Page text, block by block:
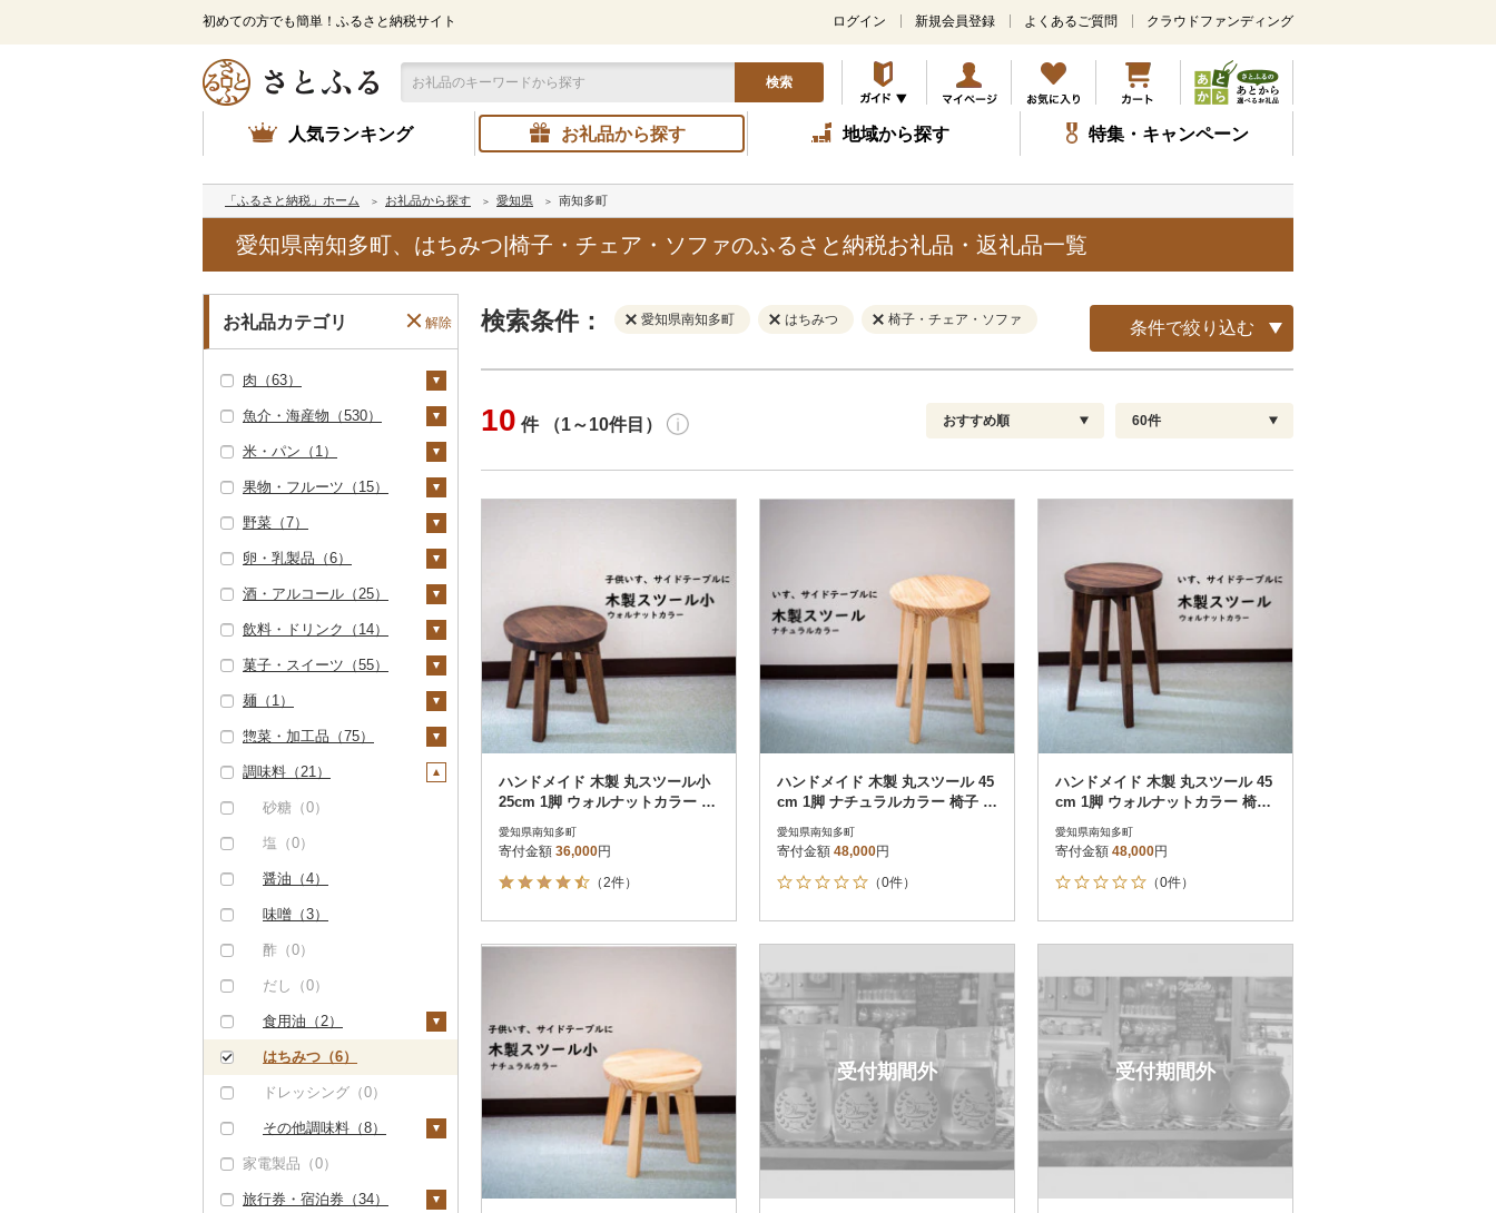
初めての方でも簡単！ふるさと納税サイト
メ
ン
コ
ン
テ
ツ
キ
ッ
ログイン 新規会員登録 よくあるご質問 クラウドファンディング
検索
人気ランキング お礼品から探す 地域から探す 特集・キャンペーン
「ふるさと納税」ホーム お礼品から探す 愛知県 南知多町
愛知県南知多町、はちみつ|椅子・チェア・ソファのふるさと納税お礼品・返礼品一覧
お礼品カテゴリ 解除
肉（63）
牛肉（精肉）（38）
ステーキ（8）
すき焼き（13）
しゃぶしゃぶ（8）
焼肉（12）
牛タン（0）
和牛（0）
黒毛和牛（0）
白老牛（0）
仙台牛（0）
米沢牛（0）
山形牛（0）
常陸牛（0）
上州牛（0）
飛騨牛（0）
近江牛（0）
神戸牛・神戸ビーフ
但馬牛（0）
土佐あかうし（0）
牛肉（加工品）（5）
ハンバーグ（4）
もつ鍋（0）
ローストビーフ（0）
ビーフジャーキー
（1）
豚肉（精肉）（16）
ステーキ（2）
すき焼き（6）
しゃぶしゃぶ（4）
焼肉（5）
アグー豚（0）
その他豚肉（精肉）
豚肉（加工品）（6）
ハンバーグ（0）
もつ鍋（0）
ハム（0）
ソーセージ・ウインナ
（0）
その他豚肉（加工品）
（6）
鶏肉（0）
鹿肉（0）
馬肉（0）
羊肉・ラム肉（ジンギ
（0）
魚介・海産物（530）
カニ（21）
ズワイガニ（0）
タラバガニ（0）
毛ガニ（0）
かにしゃぶ（0）
その他カニ（21）
エビ（41）
甘エビ（0）
ボタンエビ（0）
伊勢海老（0）
その他エビ（41）
いくら（0）
うに（0）
明太子・たらこ（0）
その他魚卵（0）
貝（144）
帆立（ホタテ）（6）
鮑（アワビ）（7）
牡蠣（カキ）（24）
あさり（45）
しじみ（0）
サザエ（21）
はまぐり（14）
その他貝（70）
うなぎ（1）
鮮魚（42）
鮭・サーモン（1）
マグロ（0）
イワシ（2）
カツオ（0）
金目鯛（0）
クエ（0）
くじら（0）
サバ（6）
さんま（0）
鯛（10）
のどぐろ（0）
ふぐ（17）
ブリ（1）
イカ・タコ（36）
イカ（12）
タコ（24）
海苔・海藻（57）
海苔（42）
わかめ（6）
ひじき（0）
その他海苔・海藻
干物（64）
ししゃも（0）
その他干物（63）
その他魚介・加工品
4）
かまぼこ・練り製品
（0）
（131）
米・パン（1）
米（0）
雑穀（0）
餅（0）
その他穀物加工品
果物・フルーツ（15）
ぶどう・マスカット
（0）
せとか（0）
文旦（0）
まどんな（0）
ポンカン（0）
その他柑橘（1）
びわ（1）
ブルーベリー（0）
野菜（7）
いも（0）
トマト（1）
フルーツトマト（0）
ミニトマト（1）
その他トマト（0）
玉ねぎ（2）
ねぎ（1）
とうもろこし（1）
根菜（2）
人参（2）
大根（1）
自然薯（0）
レンコン（0）
にんにく・生姜（0）
その他根菜（1）
アスパラガス（0）
豆（0）
きのこ（1）
しいたけ（1）
松茸（0）
その他きのこ（0）
その他野菜（6）
山菜（0）
かぼちゃ（1）
茄子（0）
レタス（0）
その他野菜（5）
卵・乳製品（6）
卵（6）
チーズ（0）
ヨーグルト（0）
牛乳（0）
バター（0）
その他乳製品（0）
酒・アルコール（25）
ビール・発泡酒（2
ール（24）
（0）
甘酒（0）
ノンアルコール（0）
その他酒（0）
飲料・ドリンク（14）
水・ミネラルウォータ
（0）
茶（1）
飲料（0）
茶葉・ティーバッグ
（1）
静岡茶（0）
八女茶（0）
果汁飲料（0）
紅茶（14）
飲料（0）
茶葉・ティーバッグ
その他飲料・ジュース
（0）
菓子・スイーツ（55）
ケーキ（2）
クッキー（1）
焼き菓子（6）
プリン（1）
ゼリー（0）
チョコレート（0）
カステラ（0）
アイス・ジェラート
煎餅・おかき（43）
羊羹（0）
麺（1）
ラーメン（0）
うどん（0）
そば（0）
パスタ（1）
ひやむぎ（0）
そうめん（0）
その他麺（0）
惣菜・加工品（75）
惣菜（15）
餃子（0）
シュウマイ（1）
コロッケ（2）
その他惣菜（12）
カレー・シチュー
漬物（7）
梅干（0）
缶詰・瓶詰（8）
（0）
おせち（6）
調味料（21）
砂糖（0）
塩（0）
醤油（4）
味噌（3）
酢（0）
だし（0）
食用油（2）
えごま油（0）
オリーブオイル（2）
ごま油（0）
その他食用油（0）
はちみつ（6）
ドレッシング（0）
その他調味料（8）
みりん（0）
ケチャップ（0）
家電製品（0）
旅行券・宿泊券（34）
検索条件： 愛知県南知多町 はちみつ 椅子・チェア・ソファ 条件で絞り込む
解除
PayPay
クレジットカード決済
Amazon Pay
楽天ペイ
メルペイ
コンビニ支払い
ソフトバンクまとめて支払い
d払い
金融機関(Pay-easy決済)
解除
発送種別 解除
通常
冷凍便
配送指定 解除
お届け日時指定可
お届け時間帯指定可
その他 解除
さとふる限定のお礼品
定期便
さとふるアプリdeワンストップ申請
対象
結果を見る（
10 件 （1～10件目） おすすめ順
新着順
寄付金額が高い順
寄付金額が低い順
60件
60
120
ハンドメイド 木製 丸スツール小
25cm 1脚 ウォルナットカラー 椅
子 インテリア 子供用
愛知県南知多町
寄付金額 36,000円
（2件）
ハンドメイド 木製 丸スツール 45
cm 1脚 ナチュラルカラー 椅子 イ
ンテリア
愛知県南知多町
寄付金額 48,000円
（0件）
ハンドメイド 木製 丸スツール 45
cm 1脚 ウォルナットカラー 椅子
インテリア
愛知県南知多町
寄付金額 48,000円
（0件）
受付期間外 受付期間外